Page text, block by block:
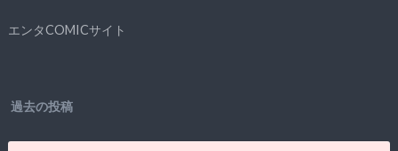
エンタCOMICサイト
過去の投稿